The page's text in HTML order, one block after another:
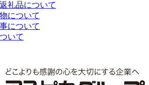
礼品について
について
について
いて